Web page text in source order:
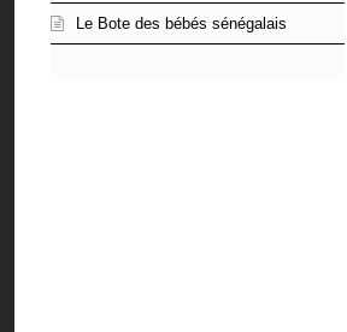
Le Bote des bébés sénégalais